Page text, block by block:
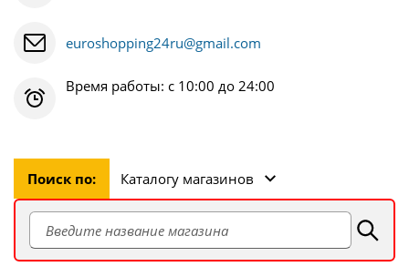
euroshopping24ru@gmail.com
Время работы: с 10:00 до 24:00
Поиск по: Каталогу магазинов